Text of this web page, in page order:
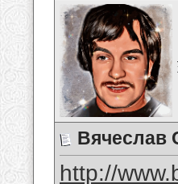
Вячеслав
http://